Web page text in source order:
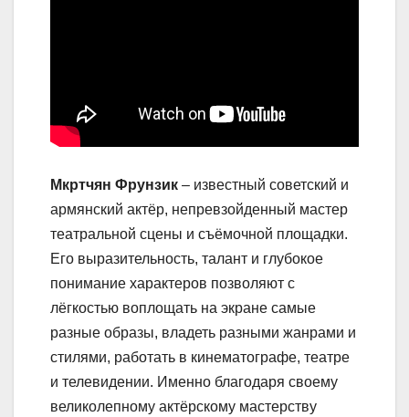
Мкртчян Фрунзик – известный советский и
армянский актёр, непревзойденный мастер
театральной сцены и съёмочной площадки.
Его выразительность, талант и глубокое
понимание характеров позволяют с
лёгкостью воплощать на экране самые
разные образы, владеть разными жанрами и
стилями, работать в кинематографе, театре
и телевидении. Именно благодаря своему
великолепному актёрскому мастерству